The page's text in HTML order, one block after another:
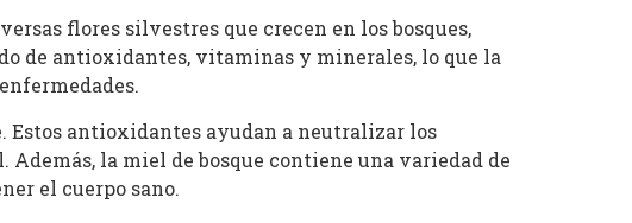
flores silvestres que crecen en los bosques,
de antioxidantes, vitaminas y minerales, lo que la
Estos antioxidantes ayudan a neutralizar los
la miel de bosque contiene una variedad de
el cuerpo sano.